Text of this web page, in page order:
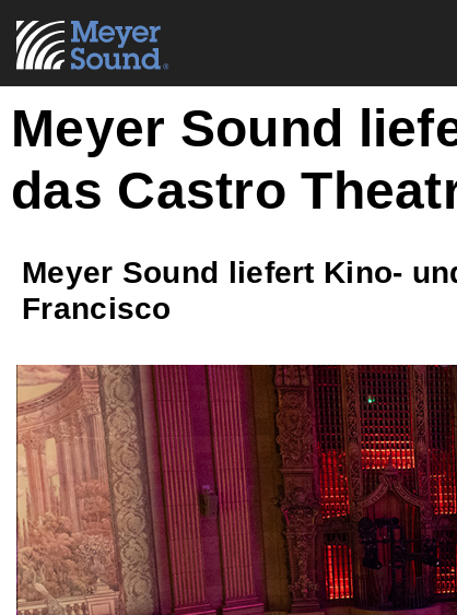
Meyer Sound
das Castro
Meyer Sound liefert Kino-
Francisco